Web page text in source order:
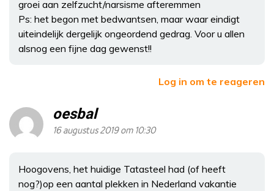
groei aan zelfzucht/narsisme afteremmen
Ps: het begon met bedwantsen, maar waar eindigt
uiteindelijk dergelijk ongeordend gedrag. Voor u allen
alsnog een fijne dag gewenst!!
Log in om te reageren
oesbal
16 augustus 2019 om 10:30
Hoogovens, het huidige Tatasteel had (of heeft
nog?)op een aantal plekken in Nederland vakantie